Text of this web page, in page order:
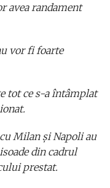
avea randament
vor fi foarte
tot ce s-a întâmplat
Milan şi Napoli au
din cadrul
prestat.